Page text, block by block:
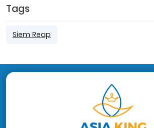
Tags
Siem Reap